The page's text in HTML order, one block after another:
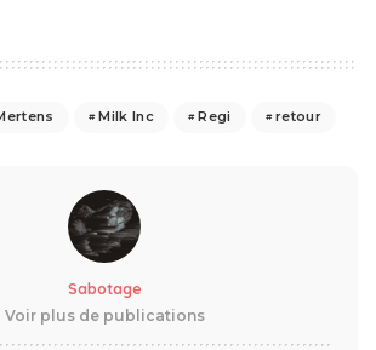
Milk Inc Regi retour
Sabotage
Voir plus de publications